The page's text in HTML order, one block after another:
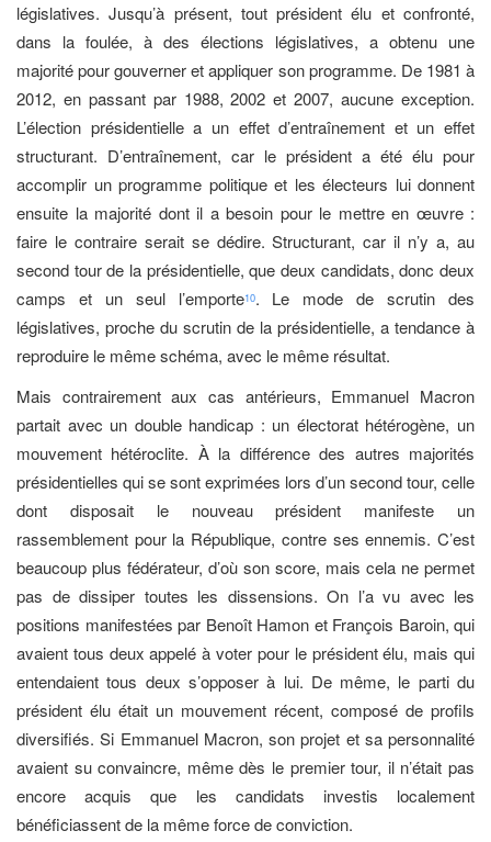
législatives. Jusqu’à présent, tout président élu et confronté,
dans la foulée, à des élections législatives, a obtenu une
majorité pour gouverner et appliquer son programme. De 1981 à
2012, en passant par 1988, 2002 et 2007, aucune exception.
L’élection présidentielle a un effet d’entraînement et un effet
structurant. D’entraînement, car le président a été élu pour
accomplir un programme politique et les électeurs lui donnent
ensuite la majorité dont il a besoin pour le mettre en œuvre :
faire le contraire serait se dédire. Structurant, car il n’y a, au
second tour de la présidentielle, que deux candidats, donc deux
camps et un seul l’emporte10. Le mode de scrutin des
législatives, proche du scrutin de la présidentielle, a tendance à
reproduire le même schéma, avec le même résultat.
Mais contrairement aux cas antérieurs, Emmanuel Macron
partait avec un double handicap : un électorat hétérogène, un
mouvement hétéroclite. À la différence des autres majorités
présidentielles qui se sont exprimées lors d’un second tour, celle
dont disposait le nouveau président manifeste un
rassemblement pour la République, contre ses ennemis. C’est
beaucoup plus fédérateur, d’où son score, mais cela ne permet
pas de dissiper toutes les dissensions. On l’a vu avec les
positions manifestées par Benoît Hamon et François Baroin, qui
avaient tous deux appelé à voter pour le président élu, mais qui
entendaient tous deux s’opposer à lui. De même, le parti du
président élu était un mouvement récent, composé de profils
diversifiés. Si Emmanuel Macron, son projet et sa personnalité
avaient su convaincre, même dès le premier tour, il n’était pas
encore acquis que les candidats investis localement
bénéficiassent de la même force de conviction.